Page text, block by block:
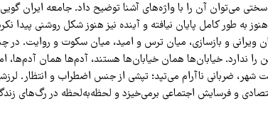
می‌توان آن را با واژه‌های آشنا توضیح داد. جامعه ایران گویی
به طور کامل پایان نیافته و آینده نیز هنوز شکل روشنی پیدا
ویرانی و بازسازی، میان ترس و امید، میان سکوت و روایت. در
را ندارد. خیابان‌ها همان خیابان‌ها هستند، آدم‌ها همان آدم‌ها،
شهر، ضربانی ناآرام می‌تپد؛ تپشی از جنس اضطراب و انتظار.
و فرسایش اجتماعی برمی‌خیزد و لحظه‌به‌لحظه در رگ‌های